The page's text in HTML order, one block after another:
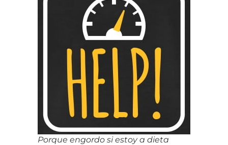
Porque engordo si estoy a dieta